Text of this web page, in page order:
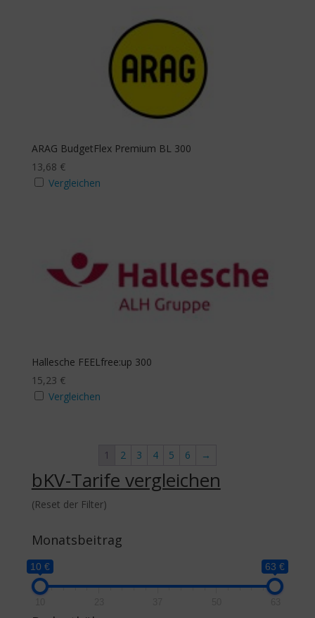
ARAG BudgetFlex Premium BL 300
13,68 €
Vergleichen
Hallesche FEELfree:up 300
15,23 €
Vergleichen
1 2 3 4 5 6 →
bKV-Tarife vergleichen
(Reset der Filter)
Monatsbeitrag
10 € 63 €